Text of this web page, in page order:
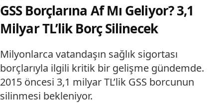
GSS Borçlarına Af Mı Geliyor? 3,1
Milyar TL’lik Borç Silinecek
Milyonlarca vatandaşın sağlık sigortası
borçlarıyla ilgili kritik bir gelişme gündemde.
2015 öncesi 3,1 milyar TL’lik GSS borcunun
silinmesi bekleniyor.